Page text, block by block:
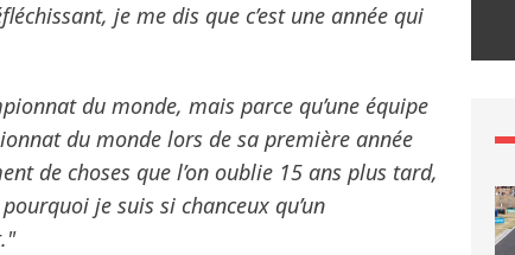
je me dis que c’est une année qui
du monde, mais parce qu’une équipe
du monde lors de sa première année
de choses que l’on oublie 15 ans plus tard,
je suis si chanceux qu’un